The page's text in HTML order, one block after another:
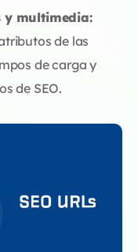
y multimedia:
de las
de carga y
de SEO.